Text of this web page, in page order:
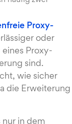
Proxy-
oder
Proxy-
sind.
wie sicher
die Erweiterung
nur in dem